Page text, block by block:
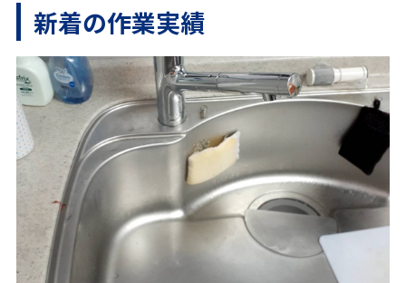
新着の作業実績